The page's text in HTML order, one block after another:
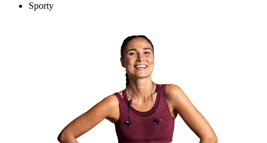
Sporty